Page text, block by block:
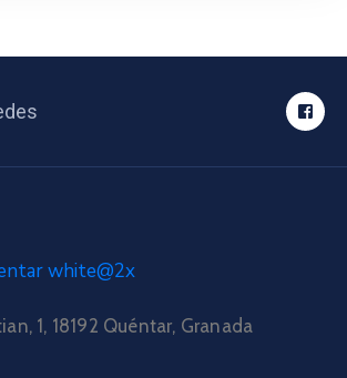
1, 18192 Quéntar, Granada